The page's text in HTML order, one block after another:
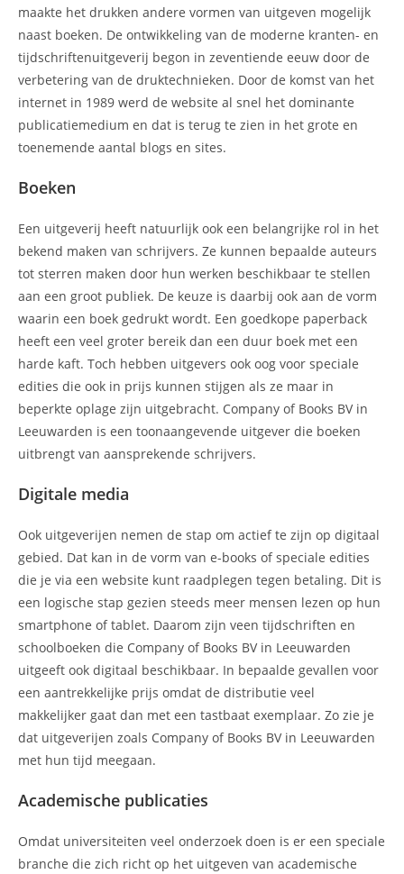
maakte het drukken andere vormen van uitgeven mogelijk
naast boeken. De ontwikkeling van de moderne kranten- en
tijdschriftenuitgeverij begon in zeventiende eeuw door de
verbetering van de druktechnieken. Door de komst van het
internet in 1989 werd de website al snel het dominante
publicatiemedium en dat is terug te zien in het grote en
toenemende aantal blogs en sites.
Boeken
Een uitgeverij heeft natuurlijk ook een belangrijke rol in het
bekend maken van schrijvers. Ze kunnen bepaalde auteurs
tot sterren maken door hun werken beschikbaar te stellen
aan een groot publiek. De keuze is daarbij ook aan de vorm
waarin een boek gedrukt wordt. Een goedkope paperback
heeft een veel groter bereik dan een duur boek met een
harde kaft. Toch hebben uitgevers ook oog voor speciale
edities die ook in prijs kunnen stijgen als ze maar in
beperkte oplage zijn uitgebracht. Company of Books BV in
Leeuwarden is een toonaangevende uitgever die boeken
uitbrengt van aansprekende schrijvers.
Digitale media
Ook uitgeverijen nemen de stap om actief te zijn op digitaal
gebied. Dat kan in de vorm van e-books of speciale edities
die je via een website kunt raadplegen tegen betaling. Dit is
een logische stap gezien steeds meer mensen lezen op hun
smartphone of tablet. Daarom zijn veen tijdschriften en
schoolboeken die Company of Books BV in Leeuwarden
uitgeeft ook digitaal beschikbaar. In bepaalde gevallen voor
een aantrekkelijke prijs omdat de distributie veel
makkelijker gaat dan met een tastbaat exemplaar. Zo zie je
dat uitgeverijen zoals Company of Books BV in Leeuwarden
met hun tijd meegaan.
Academische publicaties
Omdat universiteiten veel onderzoek doen is er een speciale
branche die zich richt op het uitgeven van academische